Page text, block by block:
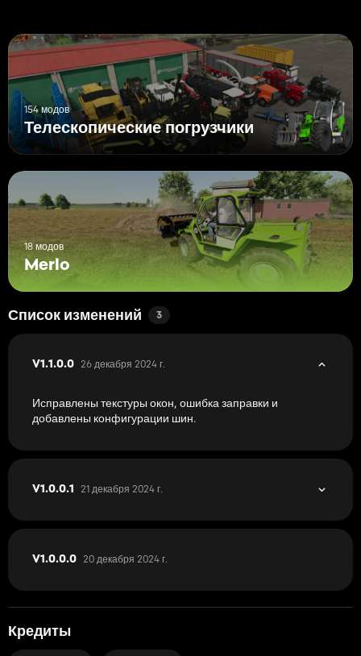
154 модов
Телескопические погрузчики
18 модов
Merlo
Список изменений 3
V1.1.0.0 26 декабря 2024 г.
Исправлены текстуры окон, ошибка заправки и
добавлены конфигурации шин.
V1.0.0.1 21 декабря 2024 г.
V1.0.0.0 20 декабря 2024 г.
Кредиты